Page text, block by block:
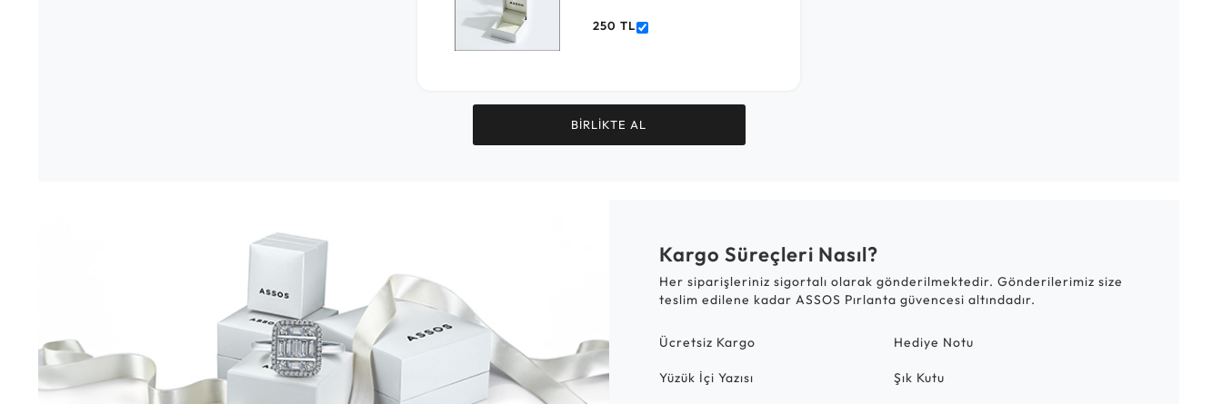
250 TL
BİRLİKTE AL
Kargo Süreçleri Nasıl?
Her siparişleriniz sigortalı olarak gönderilmektedir. Gönderilerimiz size
teslim edilene kadar ASSOS Pırlanta güvencesi altındadır.
Ücretsiz Kargo Hediye Notu
Yüzük İçi Yazısı Şık Kutu